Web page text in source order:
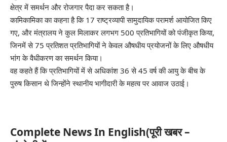
क्षेत्र में समर्थन और रोजगार पैदा कर सकता है।
कामिकामिका का कहना है कि 17 राष्ट्रव्यापी सामुदायिक परामर्श आयोजित किए
गए, और मंत्रालय ने कुल मिलाकर लगभग 500 प्रतिभागियों को पंजीकृत किया,
जिनमें से 75 प्रतिशत प्रतिभागियों ने केवल औषधीय प्रयोजनों के लिए औषधीय
भांग के वैधीकरण का समर्थन किया।
वह कहते हैं कि प्रतिभागियों में से अधिकांश 36 से 45 वर्ष की आयु के बीच के
पुरुष किसान थे जिन्होंने स्थानीय भागीदारी के महत्व पर आवाज उठाई।
Complete News In English(पूरी खबर –